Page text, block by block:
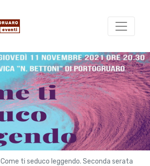
Come ti seduco leggendo. Seconda serata